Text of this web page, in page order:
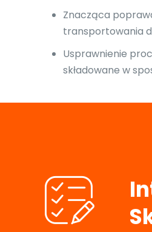
Znacząca
transportowania
Usprawnienie
składowane w